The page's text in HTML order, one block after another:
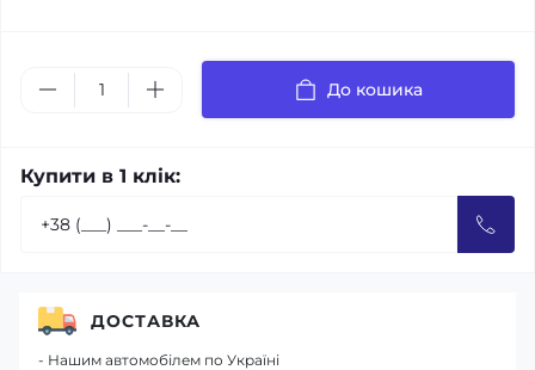
До кошика
Купити в 1 клік:
ДОСТАВКА
- Нашим автомобілем по Україні